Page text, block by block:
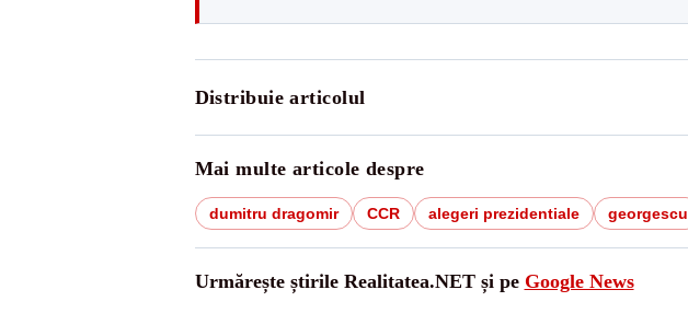
Distribuie articolul
Mai multe articole despre
dumitru dragomir CCR alegeri prezidentiale georgescu
Urmărește știrile Realitatea.NET și pe Google News